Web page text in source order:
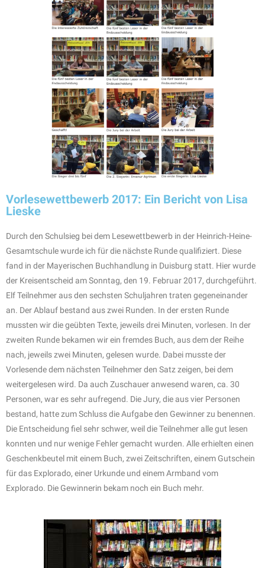
Vorlesewettbewerb 2017: Ein Bericht von Lisa
Lieske
Durch den Schulsieg bei dem Lesewettbewerb in der Heinrich-Heine-
Gesamtschule wurde ich für die nächste Runde qualifiziert. Diese
fand in der Mayerischen Buchhandlung in Duisburg statt. Hier wurde
der Kreisentscheid am Sonntag, den 19. Februar 2017, durchgeführt.
Elf Teilnehmer aus den sechsten Schuljahren traten gegeneinander
an. Der Ablauf bestand aus zwei Runden. In der ersten Runde
mussten wir die geübten Texte, jeweils drei Minuten, vorlesen. In der
zweiten Runde bekamen wir ein fremdes Buch, aus dem der Reihe
nach, jeweils zwei Minuten, gelesen wurde. Dabei musste der
Vorlesende dem nächsten Teilnehmer den Satz zeigen, bei dem
weitergelesen wird. Da auch Zuschauer anwesend waren, ca. 30
Personen, war es sehr aufregend. Die Jury, die aus vier Personen
bestand, hatte zum Schluss die Aufgabe den Gewinner zu benennen.
Die Entscheidung fiel sehr schwer, weil die Teilnehmer alle gut lesen
konnten und nur wenige Fehler gemacht wurden. Alle erhielten einen
Geschenkbeutel mit einem Buch, zwei Zeitschriften, einem Gutschein
für das Explorado, einer Urkunde und einem Armband vom
Explorado. Die Gewinnerin bekam noch ein Buch mehr.